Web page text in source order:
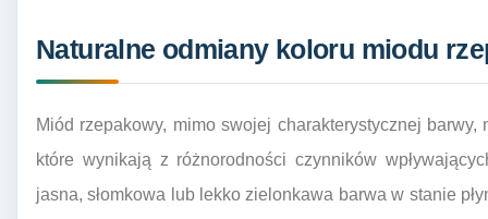
Naturalne odmiany koloru miodu
Miód rzepakowy, mimo swojej charakterystycznej
które wynikają z różnorodności czynników
jasna, słomkowa lub lekko zielonkawa barwa w stanie